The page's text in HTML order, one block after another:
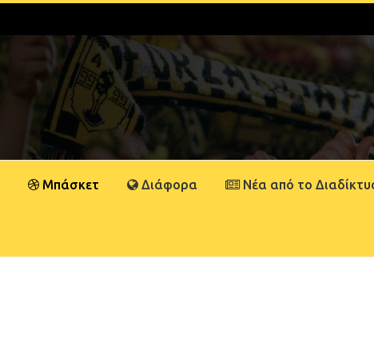
Μπάσκετ Διάφορα Νέα από το